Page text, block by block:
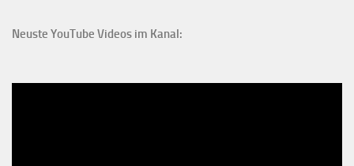
Neuste YouTube Videos im Kanal: